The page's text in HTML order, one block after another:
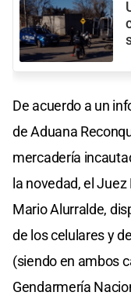
De acuerdo a un
de Aduana
mercadería
la novedad, el
Mario Alurralde,
de los celulares y
(siendo en ambos
Gendarmería